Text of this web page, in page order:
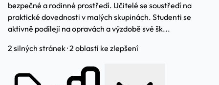
bezpečné a rodinné prostředí. Učitelé se soustředí na
praktické dovednosti v malých skupinách. Studenti se
aktivně podílejí na opravách a výzdobě své šk...
2 silných stránek · 2 oblastí ke zlepšení